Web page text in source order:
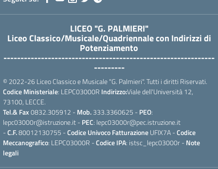
LICEO "G. PALMIERI"
Liceo Classico/Musicale/Quadriennale con Indirizzi di
Potenziamento
--------------------------------------------------------------
---------
© 2022-26 Liceo Classico e Musicale "G. Palmieri". Tutti i diritti Riservati.
Codice Ministeriale: LEPC03000R Indirizzo:Viale dell'Università 12,
73100, LECCE.
Tel.& Fax0832.305912 - Mob.333.3360625 - PEO:
lepc03000r@istruzione.it - PEC: lepc03000r@pec.istruzione.it
-C.F.80012130755 -Codice Univoco FatturazioneUFIX7A -Codice
Meccanografico: LEPC03000R -Codice IPA: istsc_lepc03000r - Note
legali